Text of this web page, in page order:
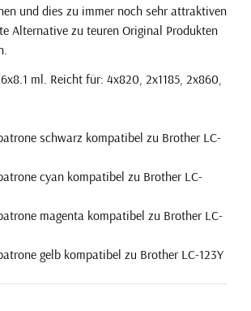
und dies zu immer noch sehr attraktiven
Alternative zu teuren Original Produkten
ml. Reicht für: 4x820, 2x1185, 2x860,
schwarz kompatibel zu Brother LC-
cyan kompatibel zu Brother LC-
magenta kompatibel zu Brother LC-
gelb kompatibel zu Brother LC-123Y